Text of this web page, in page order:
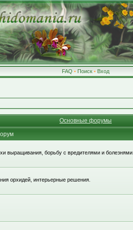
FAQ • Поиск • Вход
Основные форумы
выращивания, борьбу с вредителями и болезнями.
орхидей, интерьерные решения.